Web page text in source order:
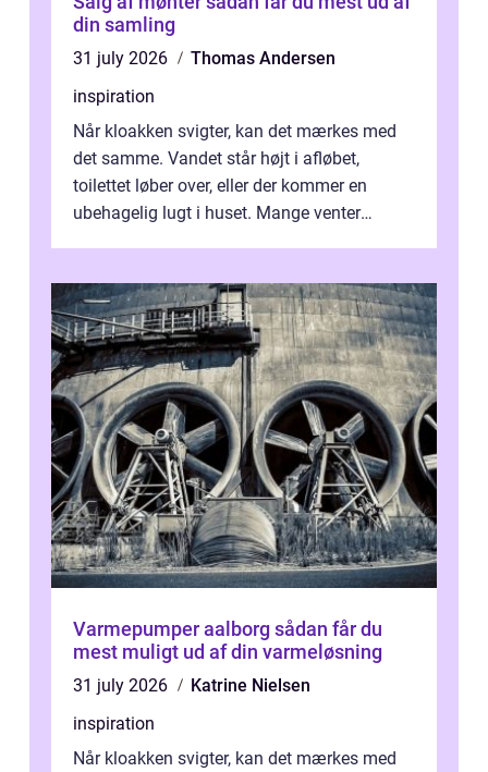
din samling
31 july 2026
Thomas Andersen
inspiration
Når kloakken svigter, kan det mærkes med
det samme. Vandet står højt i afløbet,
toilettet løber over, eller der kommer en
ubehagelig lugt i huset. Mange venter
Varmepumper aalborg sådan får du
mest muligt ud af din varmeløsning
31 july 2026
Katrine Nielsen
inspiration
Når kloakken svigter, kan det mærkes med